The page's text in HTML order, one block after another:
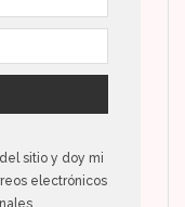
del sitio y doy mi
electrónicos